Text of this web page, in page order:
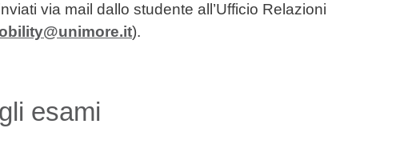
via mail dallo studente all’Ufficio Relazioni
).
esami